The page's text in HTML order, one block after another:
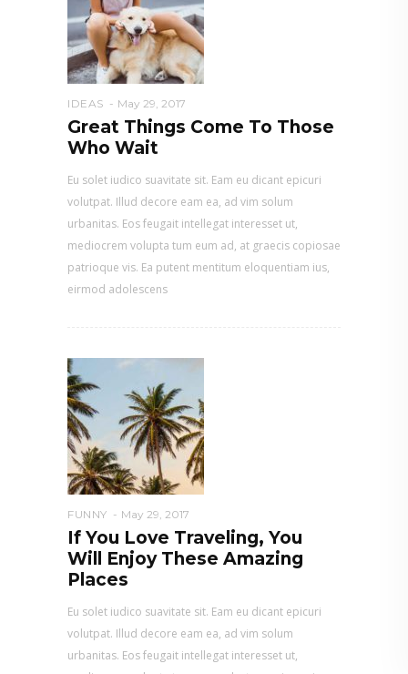
IDEAS May 29, 2017
Great Things Come To Those
Who Wait
Eu solet iudico suavitate sit. Eam eu dicant epicuri
volutpat. Illud decore eam ea, ad vim solum
urbanitas. Eos feugait intellegat interesset ut,
mediocrem volupta tum eum ad, at graecis copiosae
patrioque vis. Ea putent mentitum eloquentiam ius,
eirmod adolescens
FUNNY May 29, 2017
If You Love Traveling, You
Will Enjoy These Amazing
Places
Eu solet iudico suavitate sit. Eam eu dicant epicuri
volutpat. Illud decore eam ea, ad vim solum
urbanitas. Eos feugait intellegat interesset ut,